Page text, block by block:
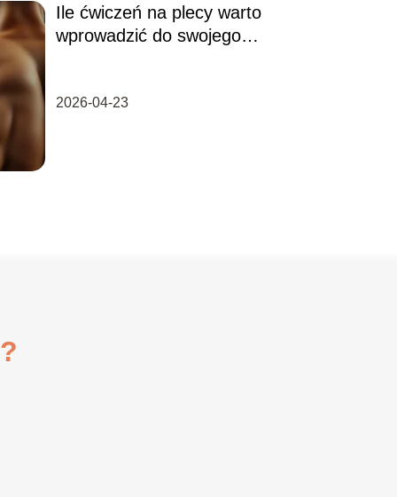
Ile ćwiczeń na plecy warto
wprowadzić do swojego
2026-04-23